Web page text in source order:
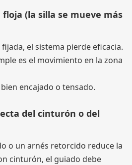
(la silla se mueve más
el sistema pierde eficacia.
es el movimiento en la zona
encajado o tensado.
del cinturón o del
o un arnés retorcido reduce la
cinturón, el guiado debe